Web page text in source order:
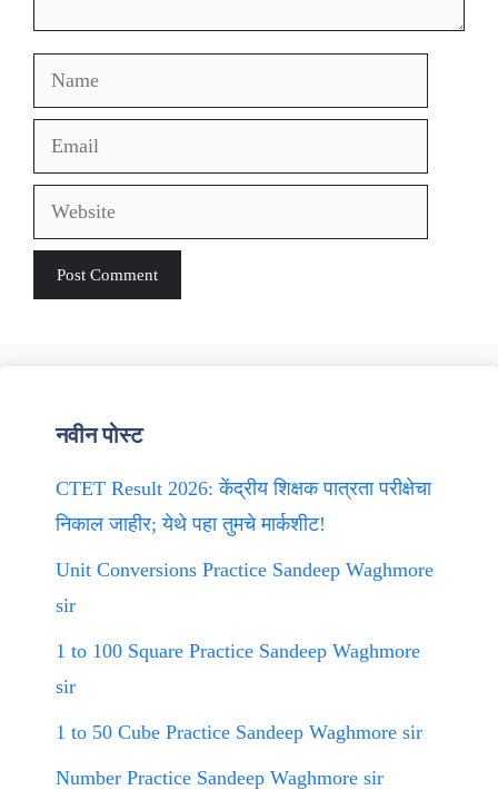
Name
Email
Website
नवीन पोस्ट
CTET Result 2026: केंद्रीय शिक्षक पात्रता परीक्षेचा
निकाल जाहीर; येथे पहा तुमचे मार्कशीट!
Unit Conversions Practice Sandeep Waghmore
sir
1 to 100 Square Practice Sandeep Waghmore
sir
1 to 50 Cube Practice Sandeep Waghmore sir
Number Practice Sandeep Waghmore sir